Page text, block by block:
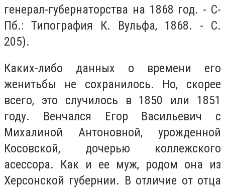
генерал-губернаторства на 1868 год. - С-
Пб.: Типография К. Вульфа, 1868. - С.
205).
Каких-либо данных о времени его
женитьбы не сохранилось. Но, скорее
всего, это случилось в 1850 или 1851
году. Венчался Егор Васильевич с
Михалиной Антоновной, урожденной
Косовской, дочерью коллежского
асессора. Как и ее муж, родом она из
Херсонской губернии. В отличие от отца